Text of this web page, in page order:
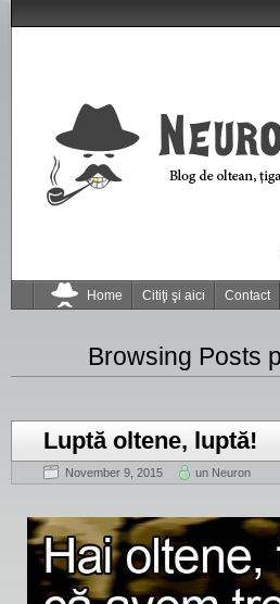
Home Citiţi şi aici Contact
Browsing Posts
Luptă oltene, luptă!
November 9, 2015 un Neuron